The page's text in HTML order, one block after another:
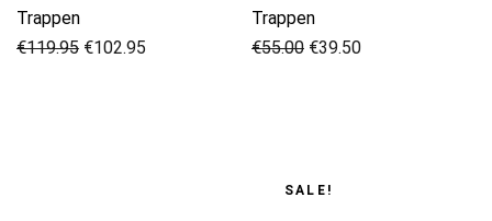
Trappen
€119.95
Oorspronkelijke
€102.95
Huidige
Trappen
€55.00
Oorspronkelijke
€39.50
Huidige
SALE!